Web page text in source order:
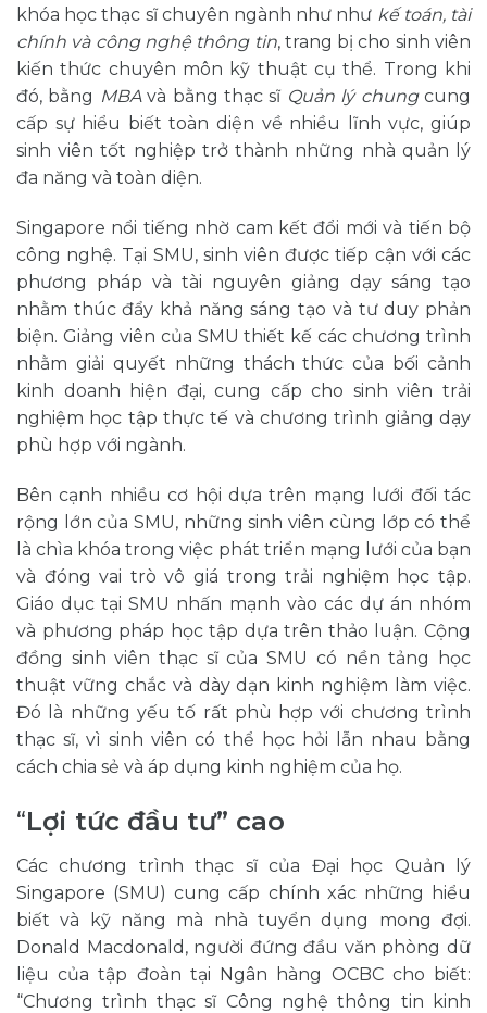
khóa học thạc sĩ chuyên ngành như như kế toán, tài
chính và công nghệ thông tin, trang bị cho sinh viên
kiến ​​thức chuyên môn kỹ thuật cụ thể. Trong khi
đó, bằng MBAvà bằng thạc sĩ Quản lý chungcung
cấp sự hiểu biết toàn diện về nhiều lĩnh vực, giúp
sinh viên tốt nghiệp trở thành những nhà quản lý
đa năng và toàn diện.
Singapore nổi tiếng nhờ cam kết đổi mới và tiến bộ
công nghệ. Tại SMU, sinh viên được tiếp cận với các
phương pháp và tài nguyên giảng dạy sáng tạo
nhằm thúc đẩy khả năng sáng tạo và tư duy phản
biện. Giảng viên của SMU thiết kế các chương trình
nhằm giải quyết những thách thức của bối cảnh
kinh doanh hiện đại, cung cấp cho sinh viên trải
nghiệm học tập thực tế và chương trình giảng dạy
phù hợp với ngành.
Bên cạnh nhiều cơ hội dựa trên mạng lưới đối tác
rộng lớn của SMU, những sinh viên cùng lớpcó thể
là chìa khóa trong việc phát triển mạng lưới của bạn
và đóng vai trò vô giá trong trải nghiệm học tập.
Giáo dục tại SMU nhấn mạnh vào các dự án nhóm
và phương pháp học tập dựa trên thảo luận. Cộng
đồng sinh viên thạc sĩ của SMU có nền tảng học
thuật vững chắc và dày dạn kinh nghiệm làm việc.
Đó là những yếu tố rất phù hợp với chương trình
thạc sĩ, vì sinh viên có thể học hỏi lẫn nhau bằng
cách chia sẻ và áp dụng kinh nghiệm của họ.
“Lợi tức đầu tư” cao
Các chương trình thạc sĩ của Đại học Quản lý
Singapore (SMU) cung cấp chính xác những hiểu
biết và kỹ năng mà nhà tuyển dụng mong đợi.
Donald Macdonald, người đứng đầu văn phòng dữ
liệu của tập đoàn tại Ngân hàng OCBC cho biết:
“Chương trình thạc sĩ Công nghệ thông tin kinh